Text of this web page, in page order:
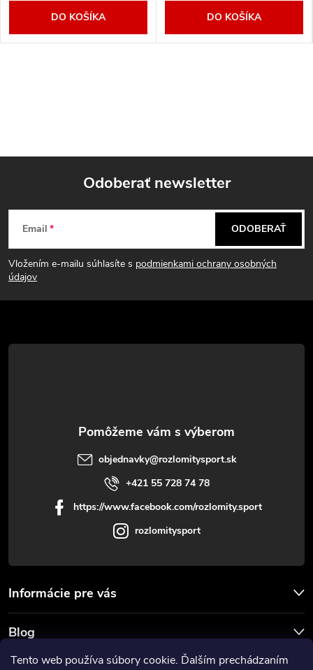
Tento web používa súbory cookie. Ďalším prechádzaním
DO KOŠÍKA DO KOŠÍKA
Z
á
p
t
Odoberať newsletter
Email
Vložením e-mailu súhlasíte s podmienkami ochrany osobných
údajov
ODOBERAŤ
objednavky@rozlomitysport.sk
+421 55 728 74 78
https://www.facebook.com/rozlomity.sport
rozlomitysport
Informácie pre vás
Blog